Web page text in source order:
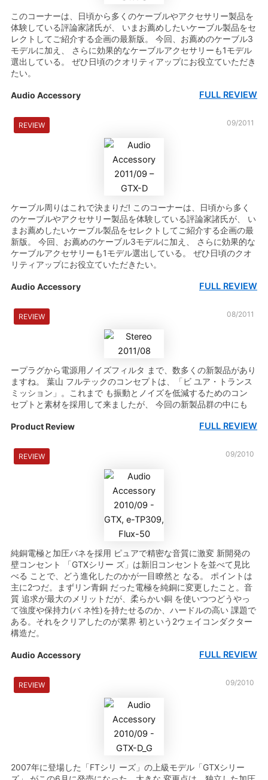
このコーナーは、日頃から多くのケーブルやアクセサリー製品を
体験している評論家諸氏が、 いまお薦めしたいケーブル製品をセ
レクトしてご紹介する企画の最新版。 今回、お薦めのケーブル3
モデルに加え、 さらに効果的なケーブルアクセサリーも1モデル
選出している。 ぜひ日頃のクオリティアップにお役立ていただき
たい。
Audio Accessory FULL REVIEW
REVIEW 09/2011
ケーブル周りはこれで決まりだ! このコーナーは、日頃から多く
のケーブルやアクセサリー製品を体験している評論家諸氏が、 い
まお薦めしたいケーブル製品をセレクトしてご紹介する企画の最
新版。 今回、お薦めのケーブル3モデルに加え、 さらに効果的な
ケーブルアクセサリーも1モデル選出している。 ぜひ日頃のクオ
リティアップにお役立ていただきたい。
Audio Accessory FULL REVIEW
REVIEW 08/2011
ープラグから電源用ノイズフィルタ まで、数多くの新製品があり
ますね。 葉山 フルテックのコンセプトは、「ビ ユア・トランス
ミッション」。これまで も振動とノイズを低減するためのコン
セプトと素材を採用して来ましたが、 今回の新製品群の中にも
Product Review FULL REVIEW
REVIEW 09/2010
純銅電極と加圧バネを採用 ピュアで精密な音質に激変 新開発の
壁コンセント 「GTXシリー ズ」は新旧コンセントを並べて見比
べる ことで、どう進化したのかが一目瞭然と なる。 ポイントは
主に2つだ。まずリン青銅 だった電極を純銅に変更したこと。音
質 追求が最大のメリットだが、柔らかい銅 を使いつつどうやっ
て強度や保持力(バ ネ性)を持たせるのか、ハードルの高い 課題で
ある。それをクリアしたのが業界 初という2ウェイコンダクター
構造だ。
Audio Accessory FULL REVIEW
REVIEW 09/2010
2007年に登場した「FTシリ ーズ」の上級モデル「GTXシリー